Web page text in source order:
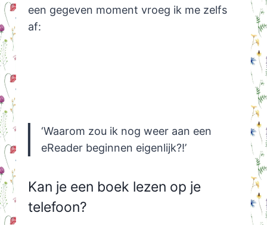
een gegeven moment vroeg ik me zelfs
af:
‘Waarom zou ik nog weer aan een
eReader beginnen eigenlijk?!’
Kan je een boek lezen op je
telefoon?